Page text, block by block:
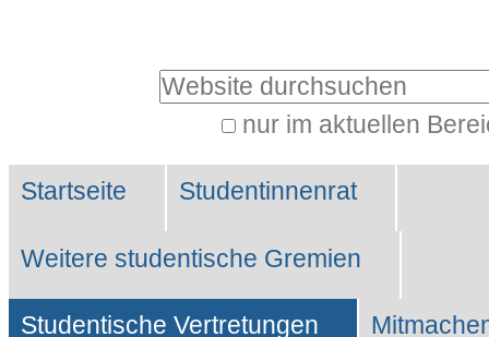
Website durchsuchen
nur im aktuellen
Suche…
Sektionen
Startseite Studentinnenrat
Weitere studentische Gremien
Studentische Vertretungen